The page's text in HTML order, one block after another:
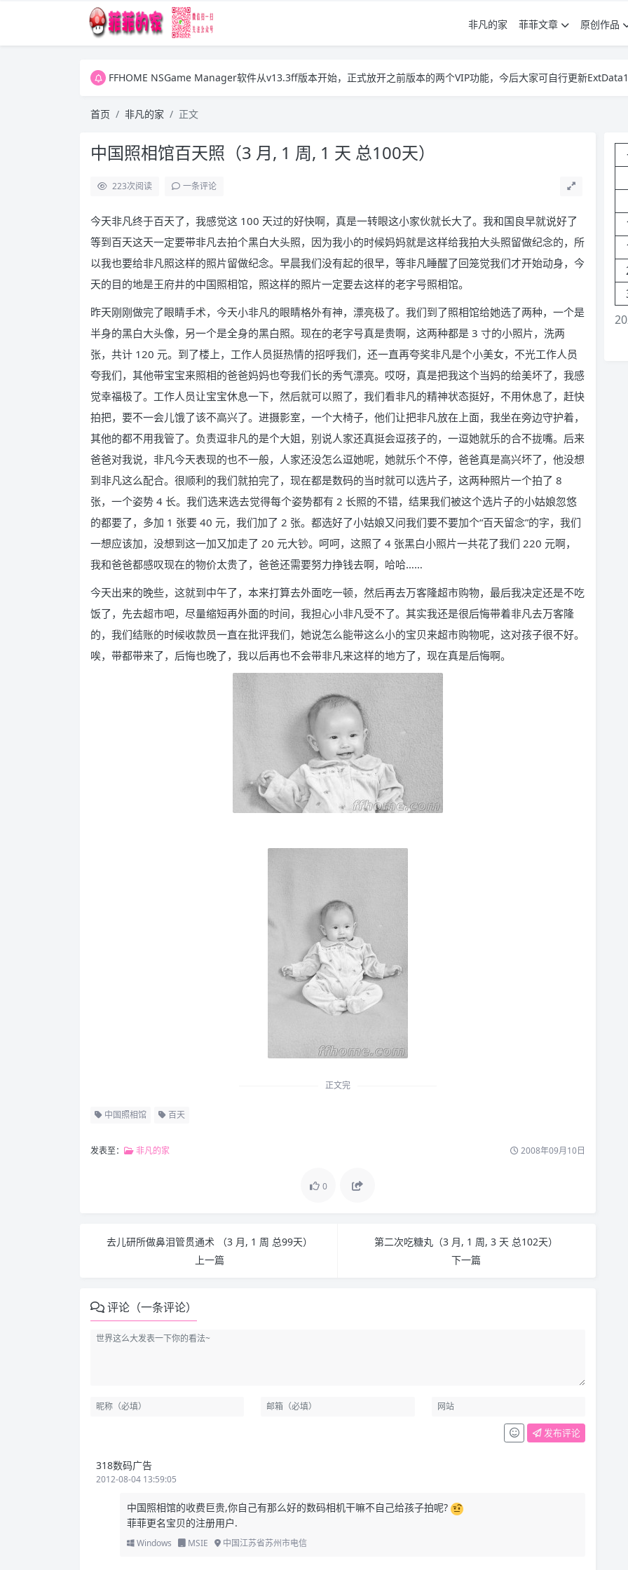
非凡的家 菲菲文章 原创作品
FFHOME NSGame Manager软件从v13.3ff版本开始，正式放开之前版本的两个VIP功能，今后大家可自行更新ExtData1.dat数据
FFHOME NSGame Manager软件从v13.3ff版本开始，正式放开之前版本的两个VIP功能，今后大家可自行更新ExtData1.dat数据
首页 非凡的家 正文
中国照相馆百天照（3 月, 1 周, 1 天 总100天）
223次阅读 一条评论
今天非凡终于百天了，我感觉这 100 天过的好快啊，真是一转眼这小家伙就长大了。我和国良早就说好了
等到百天这天一定要带非凡去拍个黑白大头照，因为我小的时候妈妈就是这样给我拍大头照留做纪念的，所
以我也要给非凡照这样的照片留做纪念。早晨我们没有起的很早，等非凡睡醒了回笼觉我们才开始动身，今
天的目的地是王府井的中国照相馆，照这样的照片一定要去这样的老字号照相馆。
昨天刚刚做完了眼睛手术，今天小非凡的眼睛格外有神，漂亮极了。我们到了照相馆给她选了两种，一个是
半身的黑白大头像，另一个是全身的黑白照。现在的老字号真是贵啊，这两种都是 3 寸的小照片，洗两
张，共计 120 元。到了楼上，工作人员挺热情的招呼我们，还一直再夸奖非凡是个小美女，不光工作人员
夸我们，其他带宝宝来照相的爸爸妈妈也夸我们长的秀气漂亮。哎呀，真是把我这个当妈的给美坏了，我感
觉幸福极了。工作人员让宝宝休息一下，然后就可以照了，我们看非凡的精神状态挺好，不用休息了，赶快
拍把，要不一会儿饿了该不高兴了。进摄影室，一个大椅子，他们让把非凡放在上面，我坐在旁边守护着，
其他的都不用我管了。负责逗非凡的是个大姐，别说人家还真挺会逗孩子的，一逗她就乐的合不拢嘴。后来
爸爸对我说，非凡今天表现的也不一般，人家还没怎么逗她呢，她就乐个不停，爸爸真是高兴坏了，他没想
到非凡这么配合。很顺利的我们就拍完了，现在都是数码的当时就可以选片子，这两种照片一个拍了 8
张，一个姿势 4 长。我们选来选去觉得每个姿势都有 2 长照的不错，结果我们被这个选片子的小姑娘忽悠
的都要了，多加 1 张要 40 元，我们加了 2 张。都选好了小姑娘又问我们要不要加个“百天留念”的字，我们
一想应该加，没想到这一加又加走了 20 元大钞。呵呵，这照了 4 张黑白小照片一共花了我们 220 元啊，
我和爸爸都感叹现在的物价太贵了，爸爸还需要努力挣钱去啊，哈哈……
今天出来的晚些，这就到中午了，本来打算去外面吃一顿，然后再去万客隆超市购物，最后我决定还是不吃
饭了，先去超市吧，尽量缩短再外面的时间，我担心小非凡受不了。其实我还是很后悔带着非凡去万客隆
的，我们结账的时候收款员一直在批评我们，她说怎么能带这么小的宝贝来超市购物呢，这对孩子很不好。
唉，带都带来了，后悔也晚了，我以后再也不会带非凡来这样的地方了，现在真是后悔啊。
正文完
中国照相馆 百天
发表至： 非凡的家 2008年09月10日
0
去儿研所做鼻泪管贯通术 （3 月, 1 周 总99天）
上一篇
第二次吃糖丸（3 月, 1 周, 3 天 总102天）
下一篇
评论（一条评论）
发布评论
318数码广告
2012-08-04 13:59:05
中国照相馆的收费巨贵,你自己有那么好的数码相机干嘛不自己给孩子拍呢?
菲菲更名宝贝的注册用户.
Windows MSIE 中国江苏省苏州市电信